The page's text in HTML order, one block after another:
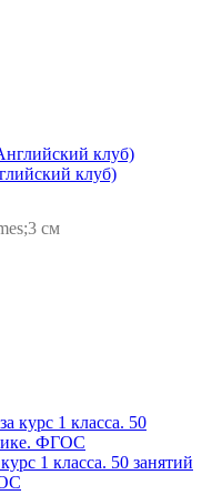
клуб)
см
1 класса. 50 занятий